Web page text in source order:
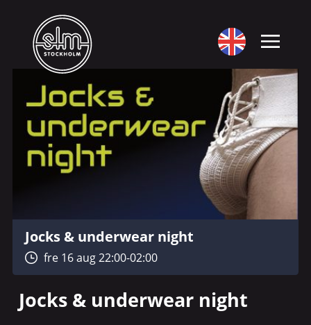
Jocks & underwear night
fre 16 aug 22:00-02:00
Jocks & underwear night